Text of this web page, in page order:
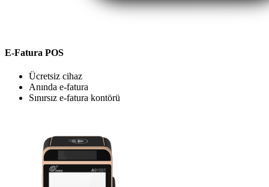
E-Fatura POS
Ücretsiz cihaz
Anında e-fatura
Sınırsız e-fatura kontörü